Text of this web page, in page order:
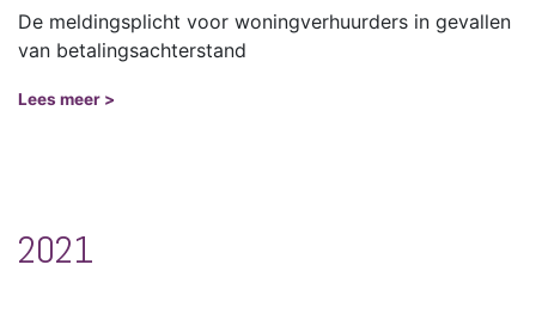
De meldingsplicht voor woningverhuurders in gevallen
van betalingsachterstand
Lees meer >
2021